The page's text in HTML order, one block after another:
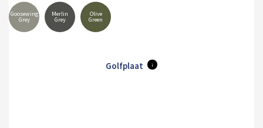
Goosewing
Grey
Merlin
Grey
Olive
Green
Golfplaat i